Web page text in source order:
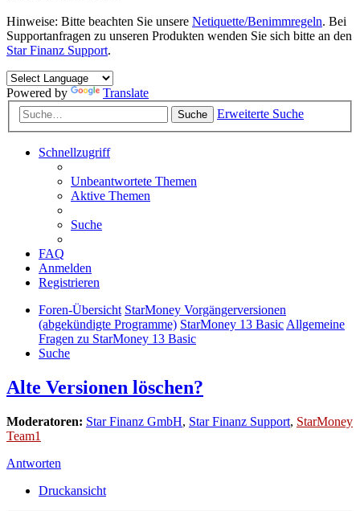
Hinweise: Bitte beachten Sie unsere Netiquette/Benimmregeln. Bei
Supportanfragen zu unseren Produkten wenden Sie sich bitte an den
Star Finanz Support.
Powered by Translate
Suche Erweiterte Suche
Schnellzugriff
Unbeantwortete Themen
Aktive Themen
Suche
FAQ
Anmelden
Registrieren
Foren-Übersicht StarMoney Vorgängerversionen
(abgekündigte Programme) StarMoney 13 BasicAllgemeine
Fragen zu StarMoney 13 Basic
Suche
Alte Versionen löschen?
Moderatoren: Star Finanz GmbH, Star Finanz Support, StarMoney
Team1
Antworten
Druckansicht